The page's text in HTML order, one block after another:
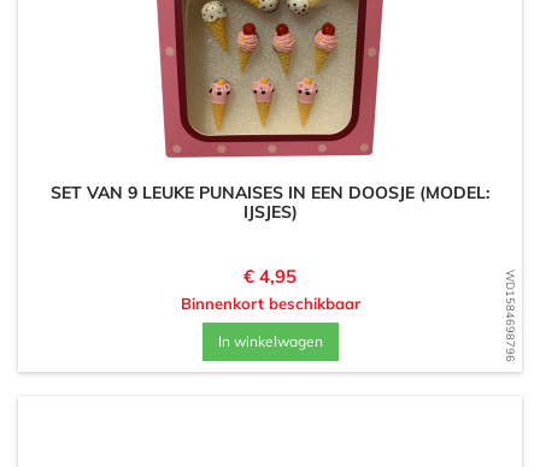
WD1584698796
SET VAN 9 LEUKE PUNAISES IN EEN DOOSJE (MODEL:
IJSJES)
Prijs
€ 4,95
Binnenkort beschikbaar
In winkelwagen